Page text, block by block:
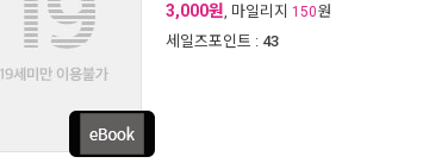
3,000원, 마일리지 150원
세일즈포인트 : 43